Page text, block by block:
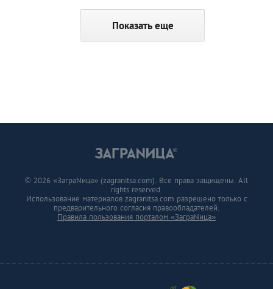
Показать еще
© 2026 «ЗаграNица» (zagranitsa.com). Все права защищены. All
rights reserved.
Использование материалов zagranitsa.com разрешено только с
предварительного согласия правообладателей.
Правила пользования порталом «ЗаграNица»